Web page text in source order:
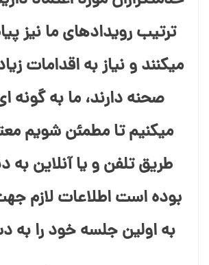
ترتیب رویدادهای ما نیز
میکنند و نیاز به اقدامات
صحنه دارند، ما به
میکنیم تا مطمئن شویم
طریق تلفن و یا آنلاین به
بوده است اطلاعات لازم
به اولین جلسه خود را به